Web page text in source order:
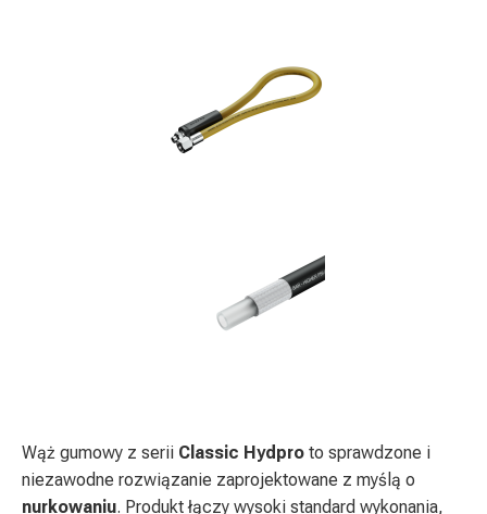
Wąż gumowy z serii Classic Hydpro to sprawdzone i
niezawodne rozwiązanie zaprojektowane z myślą o
nurkowaniu. Produkt łączy wysoki standard wykonania,